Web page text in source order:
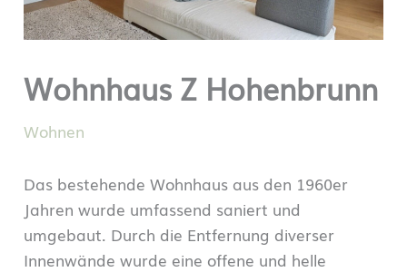
Wohnhaus Z Hohenbrunn
Wohnen
Das bestehende Wohnhaus aus den 1960er
Jahren wurde umfassend saniert und
umgebaut. Durch die Entfernung diverser
Innenwände wurde eine offene und helle